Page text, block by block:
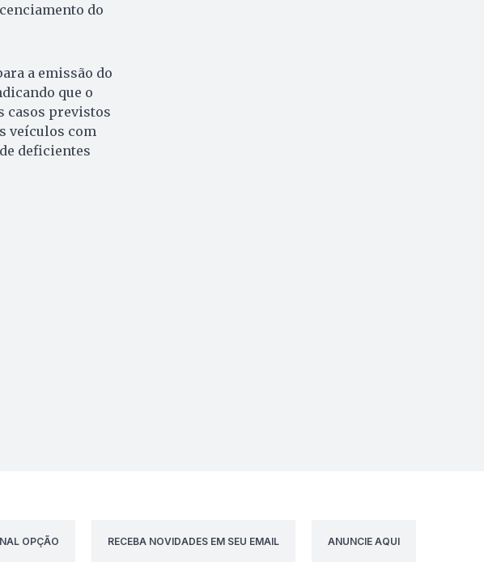
do
a emissão do
que o
casos previstos
veículos com
deficientes
OPÇÃO
RECEBA NOVIDADES EM SEU EMAIL ANUNCIE AQUI